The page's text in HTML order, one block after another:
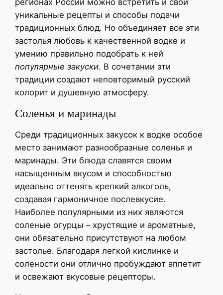
уникальные рецепты и способы подачи
традиционных блюд. Но объединяет все эти
застолья любовь к качественной водке и
умению правильно подобрать к ней
популярные закуски. В сочетании эти
традиции создают неповторимый русский
колорит и душевную атмосферу.
Соленья и маринады
Среди традиционных закусок к водке особое
место занимают разнообразные соленья и
маринады. Эти блюда славятся своим
насыщенным вкусом и способностью
идеально оттенять крепкий алкоголь,
создавая гармоничное послевкусие.
Наиболее популярными из них являются
соленые огурцы – хрустящие и ароматные,
они обязательно присутствуют на любом
застолье. Благодаря легкой кислинке и
солености они отлично пробуждают аппетит
и освежают вкусовые рецепторы.